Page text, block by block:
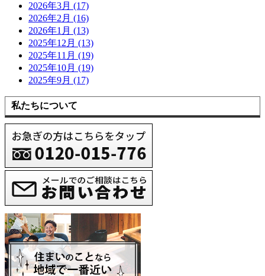
2026年3月 (17)
2026年2月 (16)
2026年1月 (13)
2025年12月 (13)
2025年11月 (19)
2025年10月 (19)
2025年9月 (17)
私たちについて